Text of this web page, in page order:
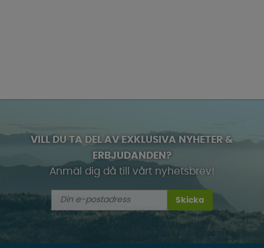
VILL DU TA DEL AV EXKLUSIVA NYHETER &
ERBJUDANDEN?
Anmäl dig då till vårt nyhetsbrev!
Skicka